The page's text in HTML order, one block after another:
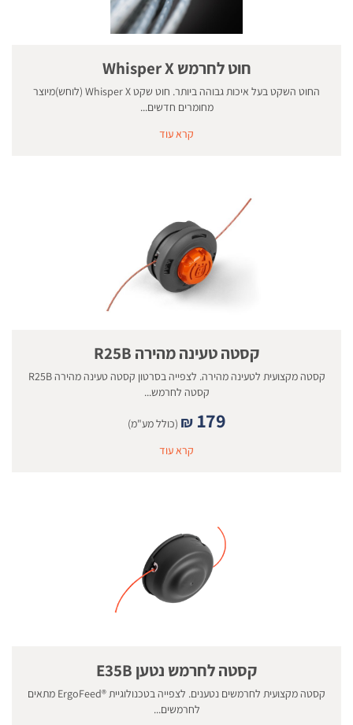
חוט לחרמש Whisper X
החוט השקט בעל איכות גבוהה ביותר. חוט שקט Whisper X (לוחש)מיוצר
מחומרים חדשים...
קרא עוד
קסטה טעינה מהירה R25B
קסטה מקצועית לטעינה מהירה. לצפייה בסרטון קסטה טעינה מהירה R25B
קסטה לחרמש...
₪ 179
(כולל מע"מ)
קרא עוד
קסטה לחרמש נטען E35B
קסטה מקצועית לחרמשים נטענים. לצפייה בטכנולוגיית ®ErgoFeed מתאים
לחרמשים...